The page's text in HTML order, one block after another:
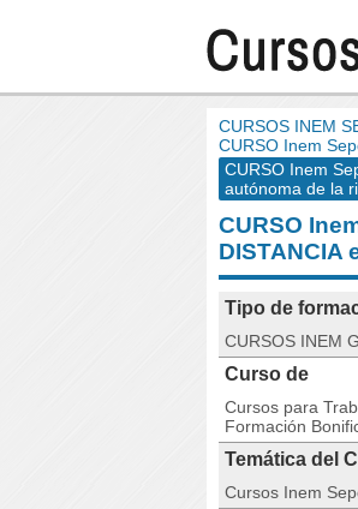
CURSOS INEM
CURSO Inem
CURSO Inem
autónoma de la
CURSO
DISTANCIA
Tipo de
CURSOS INEM
Curso de
Cursos para
Formación
Temática del
Cursos Inem